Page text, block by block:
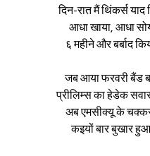
दिन-रात मैं थिंकर्स याद
आधा खाया, आधा
६ महीने और बर्बाद
जब आया फरवरी बैंड
प्रीलिम्स का हेडेक
अब एमसीक्यू के
कइयों बार बुखार